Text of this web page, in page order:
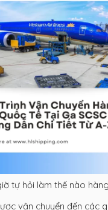
tự hỏi làm thế nào
vận chuyển đến các